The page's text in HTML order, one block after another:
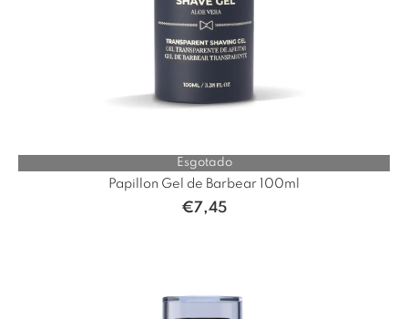
Esgotado
Papillon Gel de Barbear 100ml
€7,45